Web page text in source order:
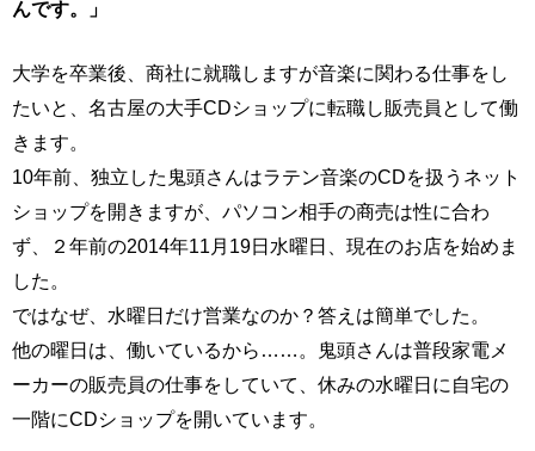
んです。」
大学を卒業後、商社に就職しますが音楽に関わる仕事をし
たいと、名古屋の大手CDショップに転職し販売員として働
きます。
10年前、独立した鬼頭さんはラテン音楽のCDを扱うネット
ショップを開きますが、パソコン相手の商売は性に合わ
ず、２年前の2014年11月19日水曜日、現在のお店を始めま
した。
ではなぜ、水曜日だけ営業なのか？答えは簡単でした。
他の曜日は、働いているから……。鬼頭さんは普段家電メ
ーカーの販売員の仕事をしていて、休みの水曜日に自宅の
一階にCDショップを開いています。